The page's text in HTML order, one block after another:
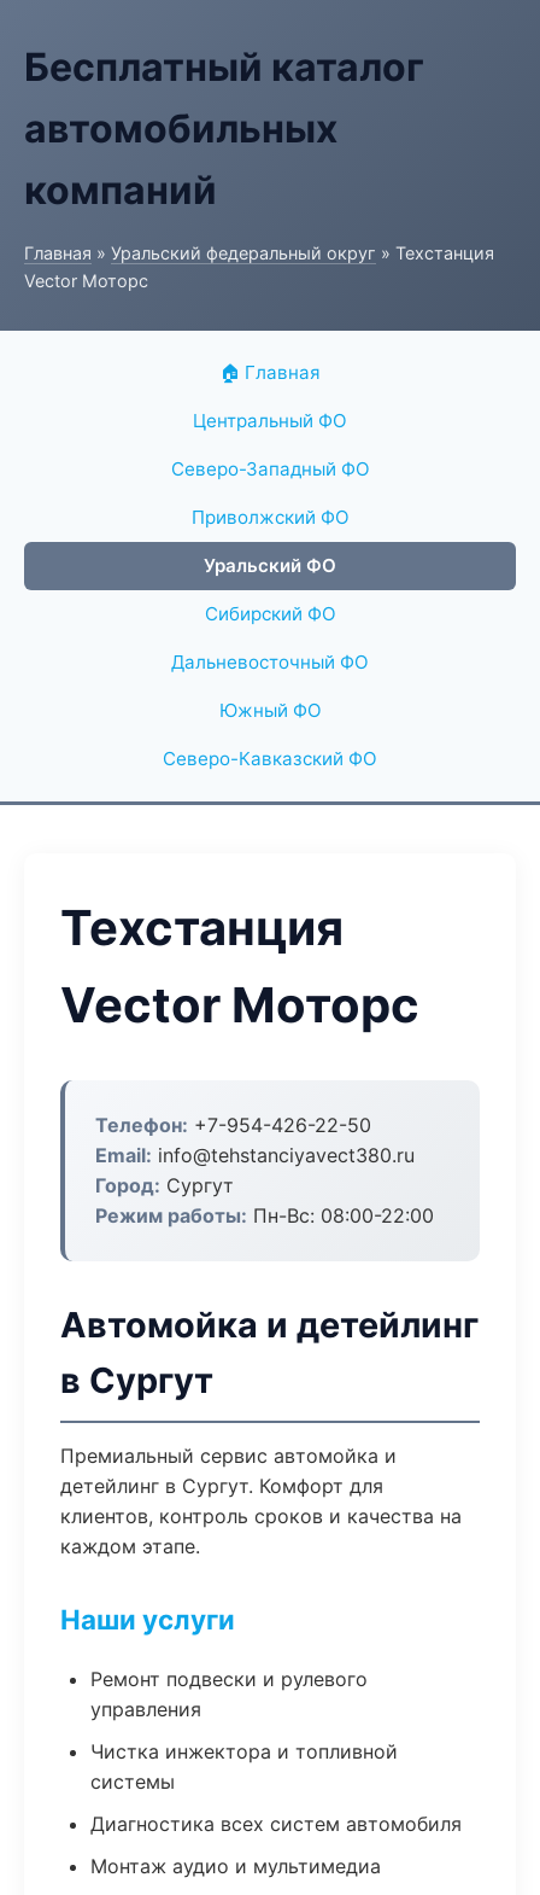
Бесплатный каталог
автомобильных
компаний
Главная » Уральский федеральный округ » Техстанция
Vector Моторс
🏠 Главная
Центральный ФО
Северо-Западный ФО
Приволжский ФО
Уральский ФО
Сибирский ФО
Дальневосточный ФО
Южный ФО
Северо-Кавказский ФО
Техстанция
Vector Моторс
Телефон: +7-954-426-22-50
Email: info@tehstanciyavect380.ru
Город: Сургут
Режим работы: Пн-Вс: 08:00-22:00
Автомойка и детейлинг
в Сургут
Премиальный сервис автомойка и
детейлинг в Сургут. Комфорт для
клиентов, контроль сроков и качества на
каждом этапе.
Наши услуги
Ремонт подвески и рулевого
управления
Чистка инжектора и топливной
системы
Диагностика всех систем автомобиля
Монтаж аудио и мультимедиа